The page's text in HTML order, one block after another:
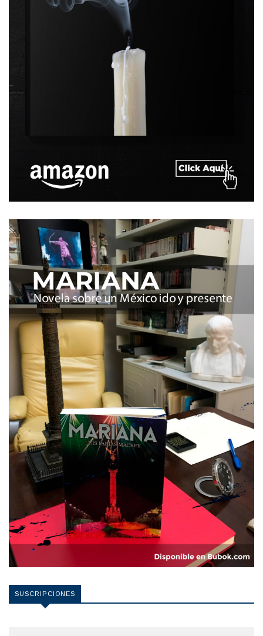
SUSCRIPCIONES